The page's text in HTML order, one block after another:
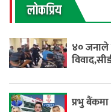
लाेकप्रिय
४० जनाले
प्रभु बैंकमा